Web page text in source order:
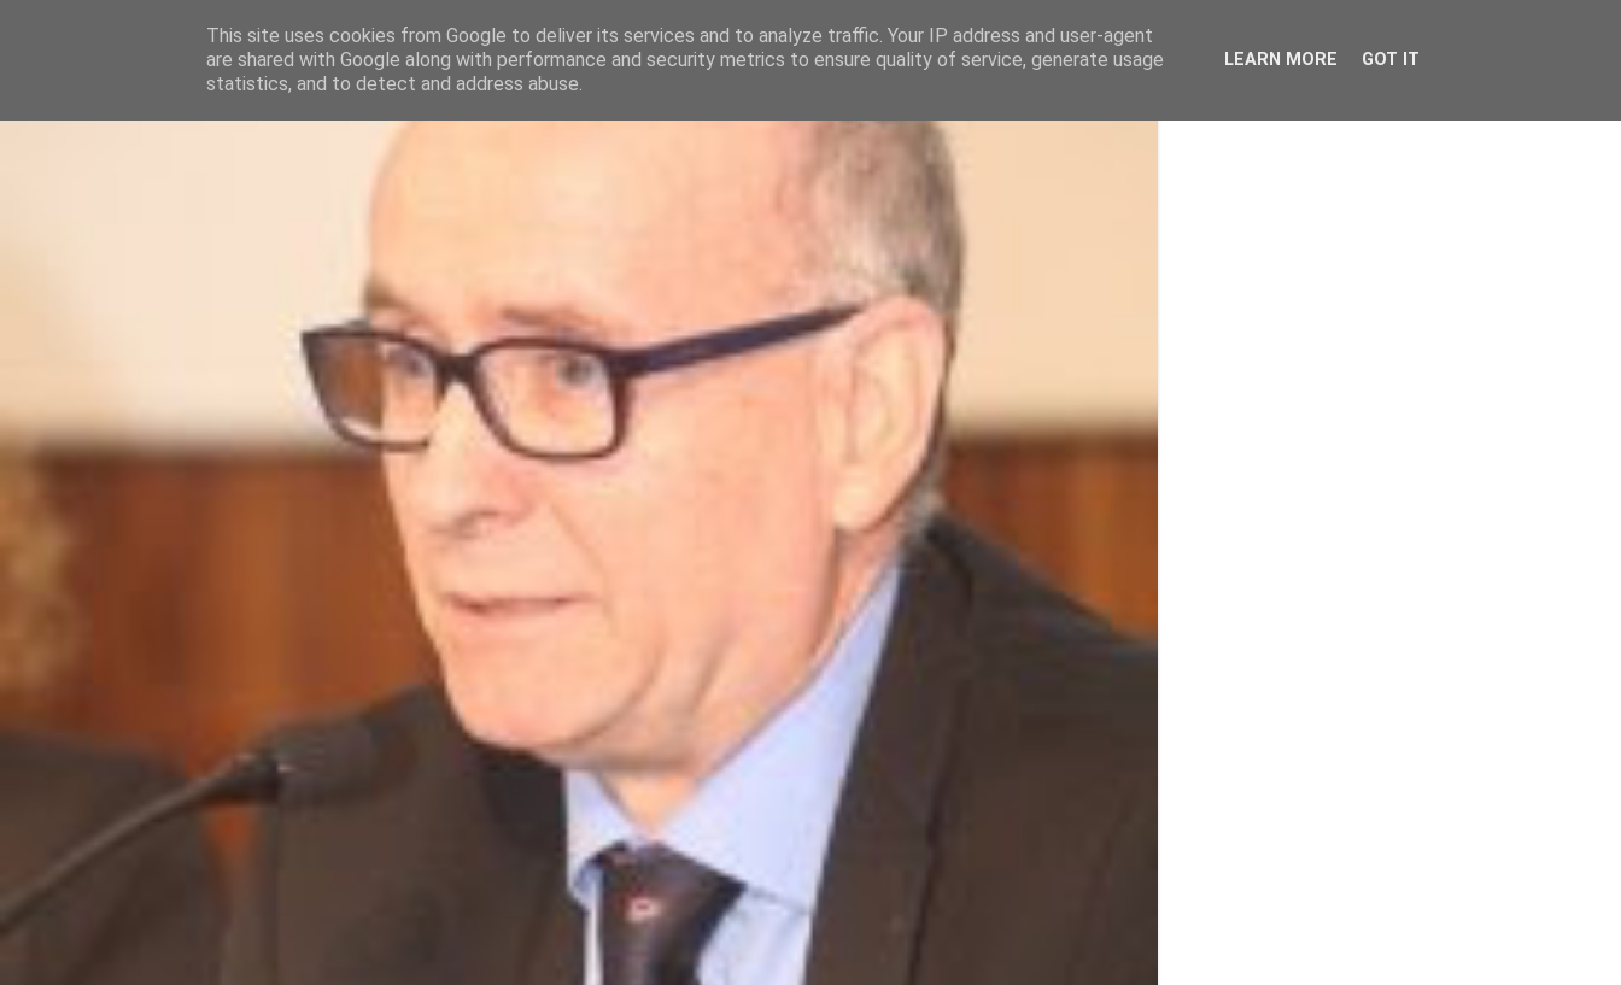
This site uses cookies from Google to deliver its services and to analyze traffic. Your IP address and user-agent
are shared with Google along with performance and security metrics to ensure quality of service, generate usage
statistics, and to detect and address abuse.
LEARN MORE GOT IT